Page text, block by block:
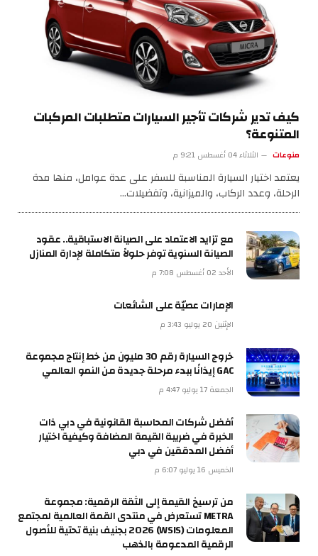
كيف تدير شركات تأجير السيارات متطلبات المركبات
المتنوعة؟
منوعات الثلاثاء 04 أغسطس 9:21 م
يعتمد اختيار السيارة المناسبة للسفر على عدة عوامل، منها مدة
الرحلة، وعدد الركاب، والميزانية، وتفضيلات…
مع تزايد الاعتماد على الصيانة الاستباقية.. عقود
الصيانة السنوية توفر حلولاً متكاملة لإدارة المنازل
الأحد 02 أغسطس 7:08 م
الإمارات عصيّة على الشائعات
الإثنين 20 يوليو 3:43 م
خروج السيارة رقم 30 مليون من خط إنتاج مجموعة
GAC إيذانًا ببدء مرحلة جديدة من النمو العالمي
الجمعة 17 يوليو 4:47 م
أفضل شركات المحاسبة القانونية في دبي ذات
الخبرة في ضريبة القيمة المضافة وكيفية اختيار
أفضل المدققين في دبي
الخميس 16 يوليو 6:07 م
من ترسيخ القيمة إلى الثقة الرقمية: مجموعة
METRA تستعرض في منتدى القمة العالمية لمجتمع
المعلومات (WSIS) 2026 بجنيف بنية تحتية للأصول
الرقمية المدعومة بالذهب